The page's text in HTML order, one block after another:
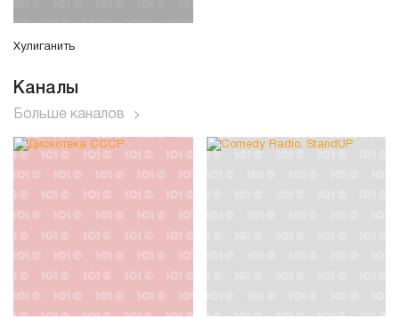
Хулиганить
Каналы
Больше каналов